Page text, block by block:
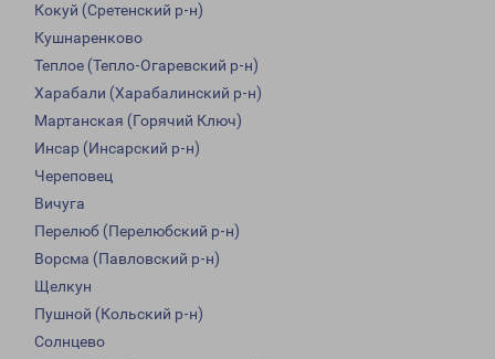
Кокуй (Сретенский р-н)
Кушнаренково
Теплое (Тепло-Огаревский р-н)
Харабали (Харабалинский р-н)
Мартанская (Горячий Ключ)
Инсар (Инсарский р-н)
Череповец
Вичуга
Перелюб (Перелюбский р-н)
Ворсма (Павловский р-н)
Щелкун
Пушной (Кольский р-н)
Солнцево